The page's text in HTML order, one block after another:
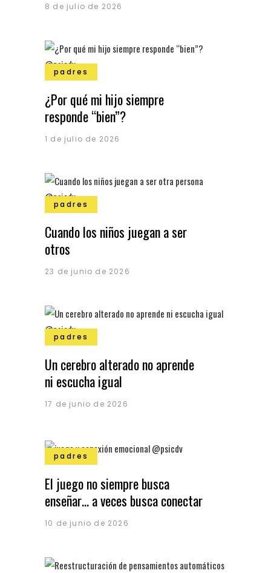
8 de julio de 2026
padres
¿Por qué mi hijo siempre
responde “bien”?
1 de julio de 2026
padres
Cuando los niños juegan a ser
otros
23 de junio de 2026
padres
Un cerebro alterado no aprende
ni escucha igual
17 de junio de 2026
padres
El juego no siempre busca
enseñar… a veces busca conectar
10 de junio de 2026